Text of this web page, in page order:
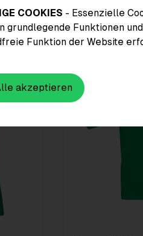
COOKIES - Essenzielle
grundlegende Funktionen
Funktion der Website
akzeptieren